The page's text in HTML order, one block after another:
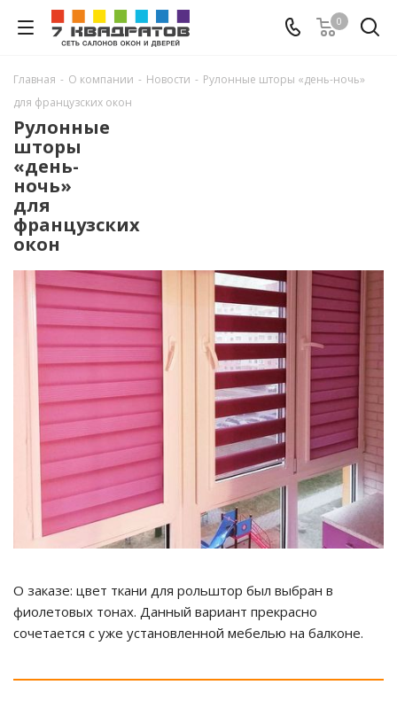
0
Главная - О компании - Новости - Рулонные шторы «день-ночь»
для французских окон
Рулонные
шторы
«день-
ночь»
для
французских
окон
О заказе: цвет ткани для рольштор был выбран в
фиолетовых тонах. Данный вариант прекрасно
сочетается с уже установленной мебелью на балконе.